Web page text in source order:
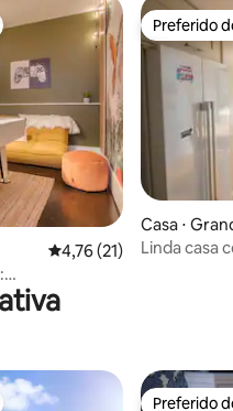
4,76 de uma avaliação
4,76 (21)
e jogos
Preferido
Preferido
Casa ⋅
Linda casa
Preferido